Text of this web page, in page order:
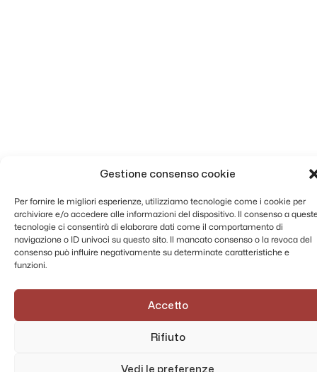
Gestione consenso cookie
Per fornire le migliori esperienze, utilizziamo tecnologie come i cookie per
archiviare e/o accedere alle informazioni del dispositivo. Il consenso a
tecnologie ci consentirà di elaborare dati come il comportamento di
navigazione o ID univoci su questo sito. Il mancato consenso o la revoca del
consenso può influire negativamente su determinate caratteristiche e
funzioni.
Accetto
Rifiuto
Vedi le preferenze